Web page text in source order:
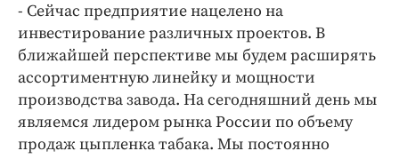
- Сейчас предприятие нацелено на
инвестирование различных проектов. В
ближайшей перспективе мы будем расширять
ассортиментную линейку и мощности
производства завода. На сегодняшний день мы
являемся лидером рынка России по объему
продаж цыпленка табака. Мы постоянно